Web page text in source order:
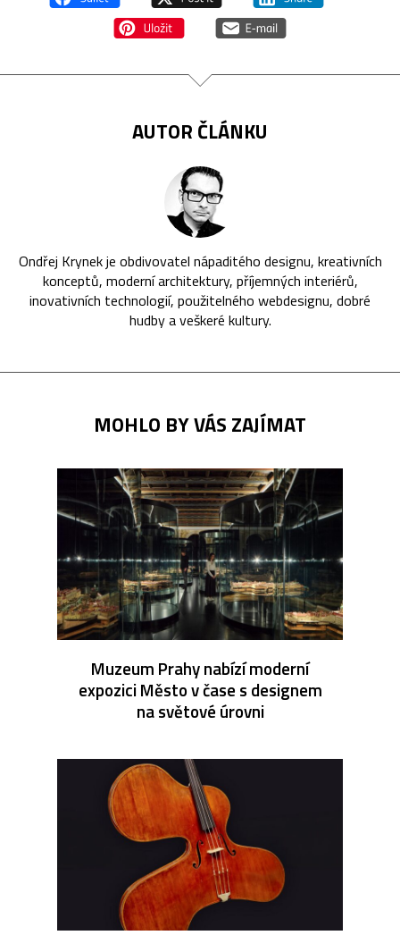
AUTOR ČLÁNKU
Ondřej Krynek je obdivovatel nápaditého designu, kreativních
konceptů, moderní architektury, příjemných interiérů,
inovativních technologií, použitelného webdesignu, dobré
hudby a veškeré kultury.
MOHLO BY VÁS ZAJÍMAT
Muzeum Prahy nabízí moderní
expozici Město v čase s designem
na světové úrovni